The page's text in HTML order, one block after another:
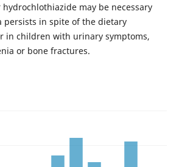
may be necessary
persists in spite of the dietary
in children with urinary symptoms,
or bone fractures.